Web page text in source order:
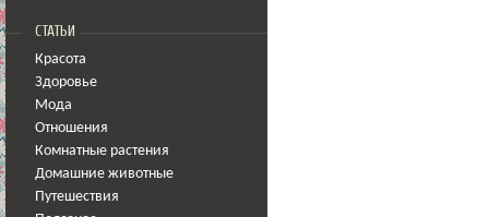
СТАТЬИ
Красота
Здоровье
Мода
Отношения
Комнатные растения
Домашние животные
Путешествия